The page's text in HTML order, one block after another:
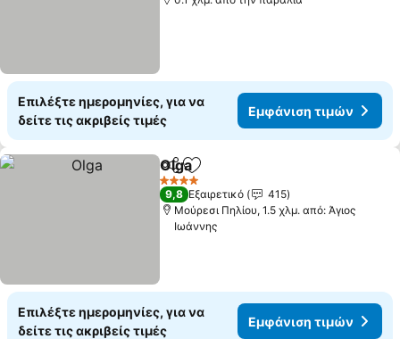
Επιλέξτε ημερομηνίες, για να
δείτε τις ακριβείς τιμές
Εμφάνιση τιμών
Κοινοποίηση
Προσθήκη στα αγαπημένα
Olga
4 Αστέρια
9,8 Εξαιρετικό
415
Μούρεσι Πηλίου, 1.5 χλμ. από: Άγιος
Ιωάννης
Επιλέξτε ημερομηνίες, για να
δείτε τις ακριβείς τιμές
Εμφάνιση τιμών